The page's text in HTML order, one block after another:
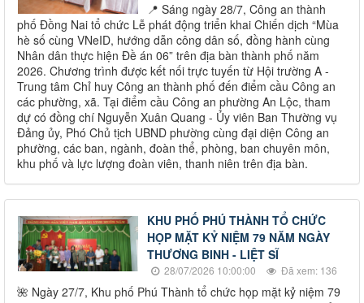
📍 Sáng ngày 28/7, Công an thành
phố Đồng Nai tổ chức Lễ phát động triển khai Chiến dịch “Mùa
hè số cùng VNeID, hướng dẫn công dân số, đồng hành cùng
Nhân dân thực hiện Đề án 06” trên địa bàn thành phố năm
2026. Chương trình được kết nối trực tuyến từ Hội trường A -
Trung tâm Chỉ huy Công an thành phố đến điểm cầu Công an
các phường, xã. Tại điểm cầu Công an phường An Lộc, tham
dự có đồng chí Nguyễn Xuân Quang - Ủy viên Ban Thường vụ
Đảng ủy, Phó Chủ tịch UBND phường cùng đại diện Công an
phường, các ban, ngành, đoàn thể, phòng, ban chuyên môn,
khu phố và lực lượng đoàn viên, thanh niên trên địa bàn.
KHU PHỐ PHÚ THÀNH TỔ CHỨC
HỌP MẶT KỶ NIỆM 79 NĂM NGÀY
THƯƠNG BINH - LIỆT SĨ
28/07/2026 10:00:00 Đã xem: 136
🌺 Ngày 27/7, Khu phố Phú Thành tổ chức họp mặt kỷ niệm 79